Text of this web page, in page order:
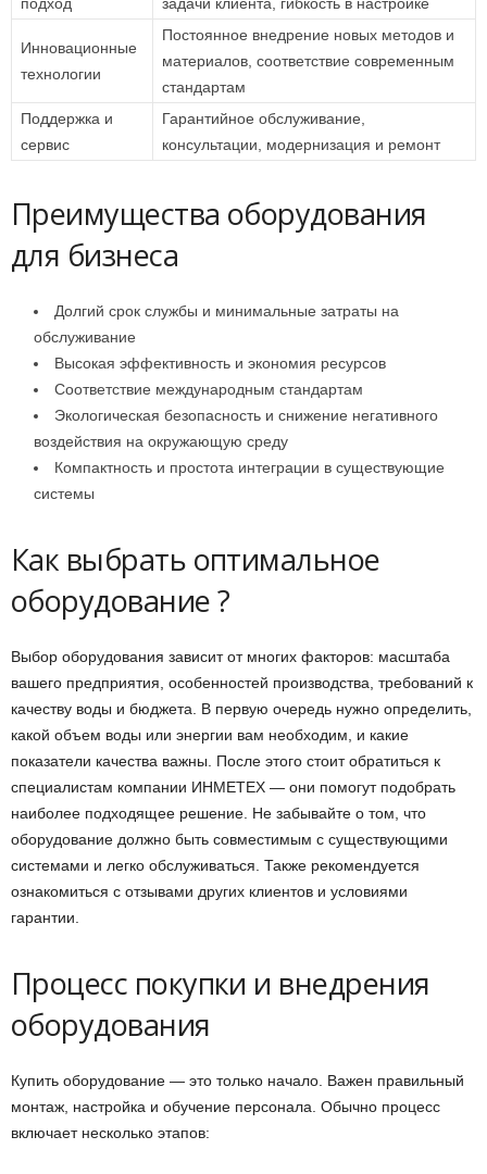
Инновационные
технологии
Постоянное внедрение новых методов и
материалов, соответствие современным
стандартам
Поддержка и
сервис
Гарантийное обслуживание,
консультации, модернизация и ремонт
Преимущества оборудования
для бизнеса
Долгий срок службы и минимальные затраты на
обслуживание
Высокая эффективность и экономия ресурсов
Соответствие международным стандартам
Экологическая безопасность и снижение негативного
воздействия на окружающую среду
Компактность и простота интеграции в существующие
системы
Как выбрать оптимальное
оборудование ?
Выбор оборудования зависит от многих факторов: масштаба
вашего предприятия, особенностей производства, требований к
качеству воды и бюджета. В первую очередь нужно определить,
какой объем воды или энергии вам необходим, и какие
показатели качества важны. После этого стоит обратиться к
специалистам компании ИНМЕТЕХ — они помогут подобрать
наиболее подходящее решение. Не забывайте о том, что
оборудование должно быть совместимым с существующими
системами и легко обслуживаться. Также рекомендуется
ознакомиться с отзывами других клиентов и условиями
гарантии.
Процесс покупки и внедрения
оборудования
Купить оборудование — это только начало. Важен правильный
монтаж, настройка и обучение персонала. Обычно процесс
включает несколько этапов: